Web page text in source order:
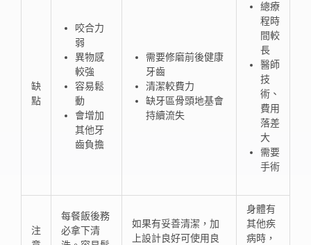
缺
點
咬合力
弱
異物感
較強
容易鬆
動
會增加
其他牙
齒負擔
需要修磨前後健康
牙齒
清潔較費力
缺牙區骨頭地基會
持續流失
總療
程時
間較
長
醫師
技
術、
費用
落差
大
需要
手術
注
每餐飯後務
必拿下清
如果有妥善清潔，加
上設計良好可使用良
身體有
其他疾
病時，